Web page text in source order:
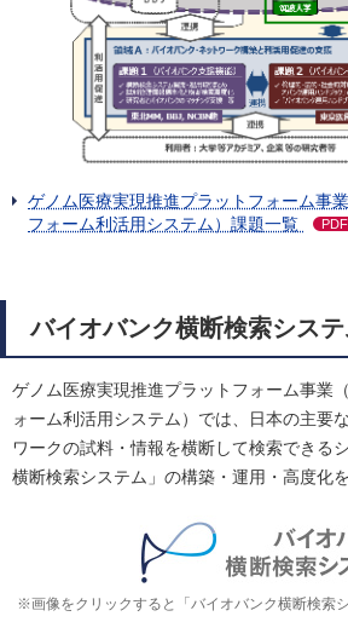
ゲノム医療実現推進プラットフォーム事
フォーム利活用システム）課題一覧
PDF
バイオバンク横断検索システ
ゲノム医療実現推進プラットフォーム事業
ォーム利活用システム）では、日本の主要
ワークの試料・情報を横断して検索できる
横断検索システム」の構築・運用・高度化
※画像をクリックすると「バイオバンク横断検索